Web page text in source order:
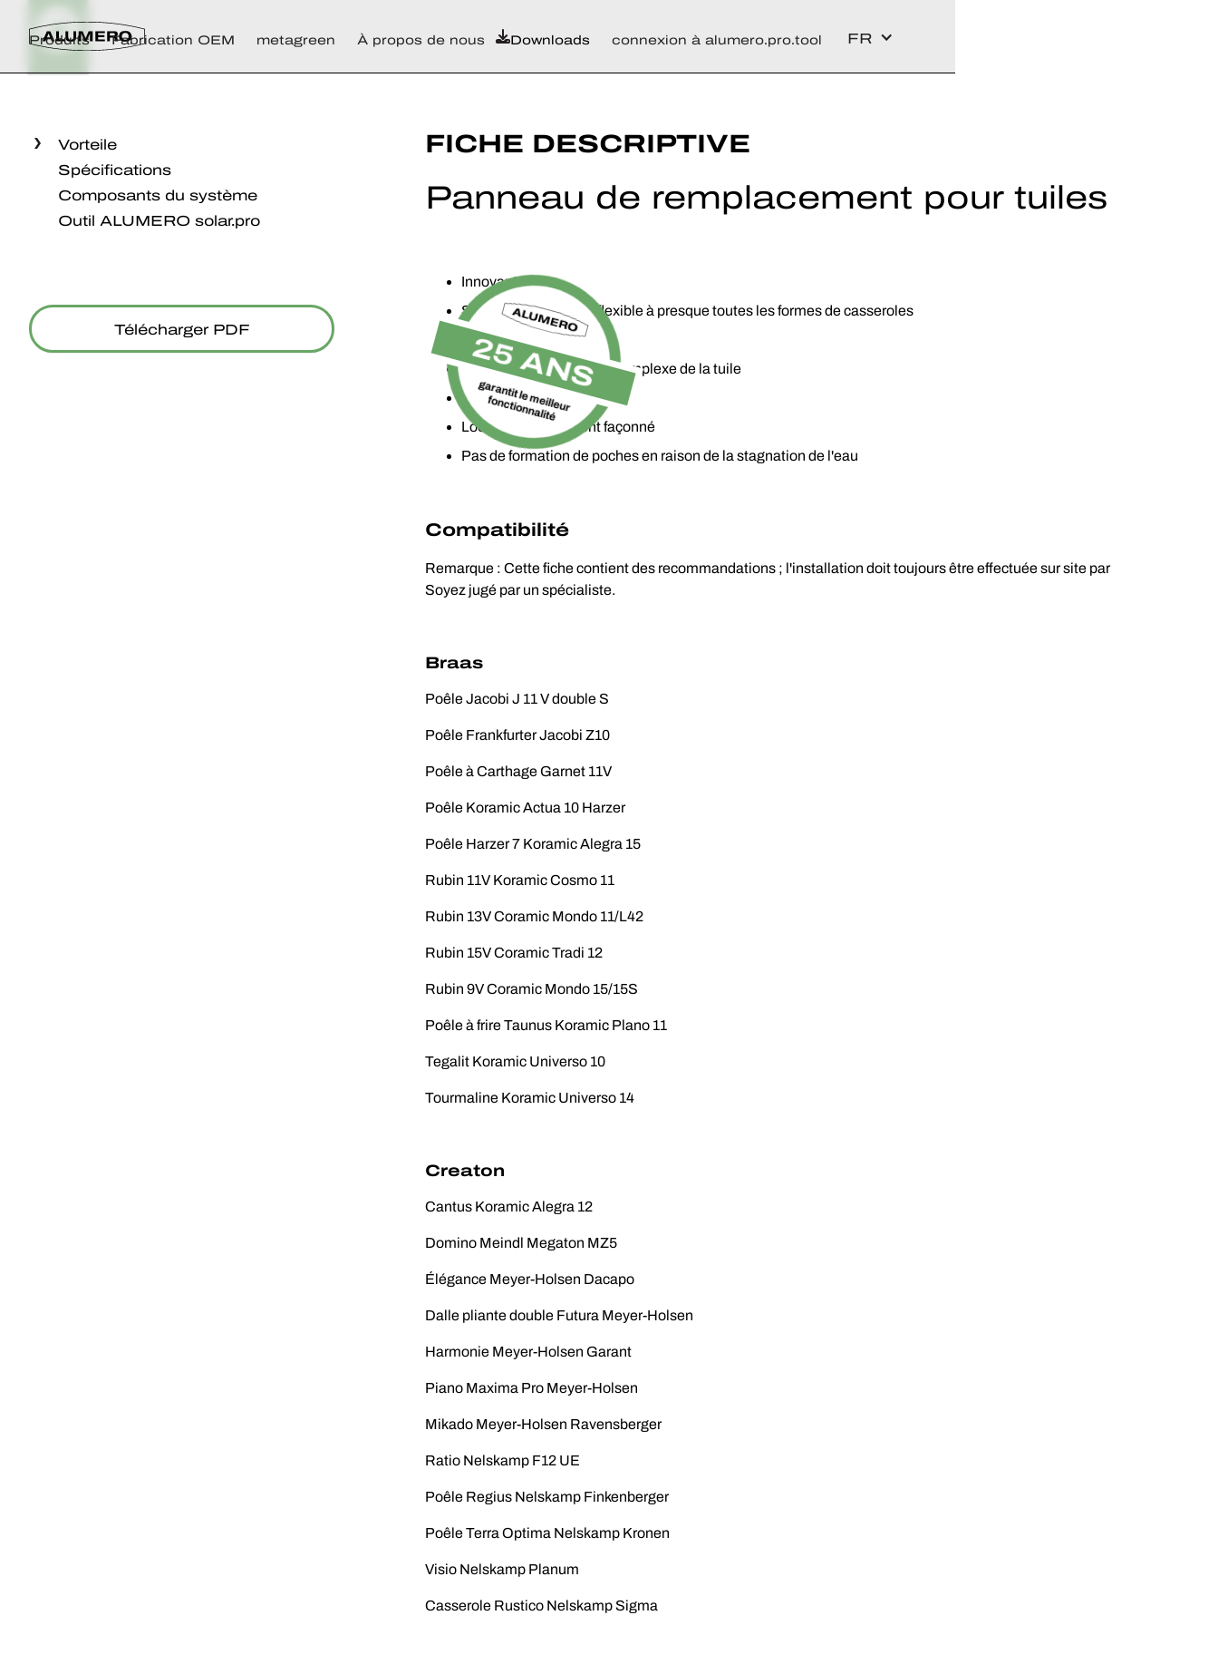
Produits Fabrication OEM metagreen À propos de nous Downloads connexion à alumero.pro.tool FR
Vorteile
Spécifications
Composants du système
Outil ALUMERO solar.pro
Télécharger PDF
FICHE DESCRIPTIVE
Panneau de remplacement pour tuiles
25 ANS
garantit le meilleur
fonctionnalité
Innovant
S'adapte de manière flexible à presque toutes les formes de casseroles
Montage facile et rapide
Pas besoin de découpe complexe de la tuile
Rentable
Look magnifiquement façonné
Pas de formation de poches en raison de la stagnation de l'eau
Compatibilité
Remarque : Cette fiche contient des recommandations ; l'installation doit toujours être effectuée sur site par
Soyez jugé par un spécialiste.
Braas
Poêle Jacobi J 11 V double S
Poêle Frankfurter Jacobi Z10
Poêle à Carthage Garnet 11V
Poêle Koramic Actua 10 Harzer
Poêle Harzer 7 Koramic Alegra 15
Rubin 11V Koramic Cosmo 11
Rubin 13V Coramic Mondo 11/L42
Rubin 15V Coramic Tradi 12
Rubin 9V Coramic Mondo 15/15S
Poêle à frire Taunus Koramic Plano 11
Tegalit Koramic Universo 10
Tourmaline Koramic Universo 14
Creaton
Cantus Koramic Alegra 12
Domino Meindl Megaton MZ5
Élégance Meyer-Holsen Dacapo
Dalle pliante double Futura Meyer-Holsen
Harmonie Meyer-Holsen Garant
Piano Maxima Pro Meyer-Holsen
Mikado Meyer-Holsen Ravensberger
Ratio Nelskamp F12 UE
Poêle Regius Nelskamp Finkenberger
Poêle Terra Optima Nelskamp Kronen
Visio Nelskamp Planum
Casserole Rustico Nelskamp Sigma